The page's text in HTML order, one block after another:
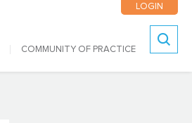
LOGIN
COMMUNITY OF PRACTICE